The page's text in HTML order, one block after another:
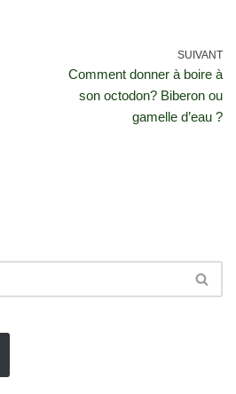
SUIVANT
Comment donner à boire à
son octodon? Biberon ou
gamelle d’eau ?